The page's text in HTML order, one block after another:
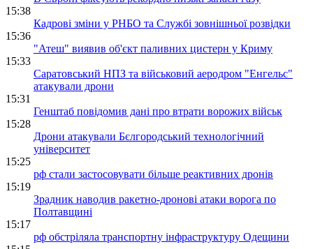
15:38
Кадрові зміни у РНБО та Службі зовнішньої розвідки
15:36
"Атеш" виявив об'єкт паливних цистерн у Криму
15:33
Саратовський НПЗ та військовий аеродром "Енгельс"
атакували дрони
15:31
Генштаб повідомив дані про втрати ворожих військ
15:28
Дрони атакували Бєлгородський технологічний
університет
15:25
рф стали застосовувати більше реактивних дронів
15:19
Зрадник наводив ракетно-дронові атаки ворога по
Полтавщині
15:17
рф обстріляла транспортну інфраструктуру Одещини